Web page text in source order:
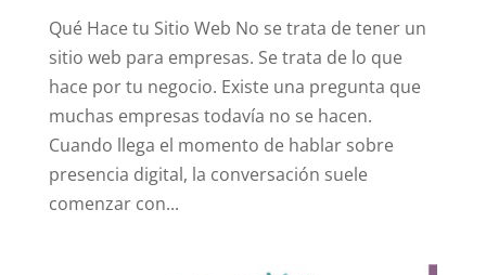
Qué Hace tu Sitio Web No se trata de tener un
sitio web para empresas. Se trata de lo que
hace por tu negocio. Existe una pregunta que
muchas empresas todavía no se hacen.
Cuando llega el momento de hablar sobre
presencia digital, la conversación suele
comenzar con...